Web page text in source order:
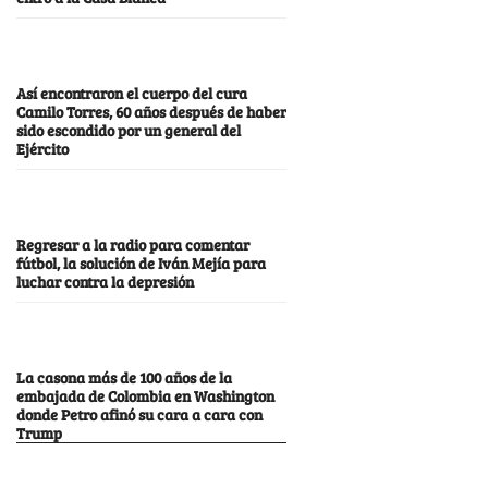
Así encontraron el cuerpo del cura
Camilo Torres, 60 años después de haber
sido escondido por un general del
Ejército
Regresar a la radio para comentar
fútbol, la solución de Iván Mejía para
luchar contra la depresión
La casona más de 100 años de la
embajada de Colombia en Washington
donde Petro afinó su cara a cara con
Trump